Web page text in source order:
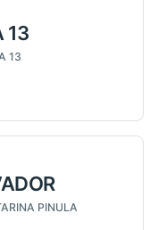
13
13
PINULA